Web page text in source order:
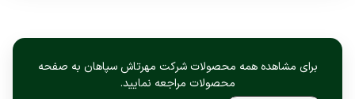
برای مشاهده همه محصولات شرکت مهرتاش سپاهان به صفحه
محصولات مراجعه نمایید.